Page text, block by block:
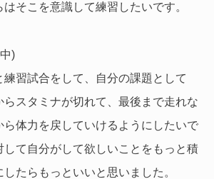
そこを意識して練習したいです。
)
習試合をして、自分の課題として
らスタミナが切れて、最後まで走れな
ら体力を戻していけるようにしたいで
して自分がして欲しいことをもっと積
たらもっといいと思いました。